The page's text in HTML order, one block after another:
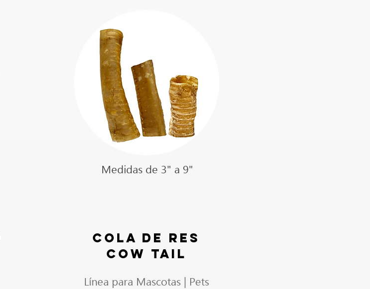
Medidas de 3" a 9"
COLA DE RES
COW TAIL
Línea para Mascotas | Pets